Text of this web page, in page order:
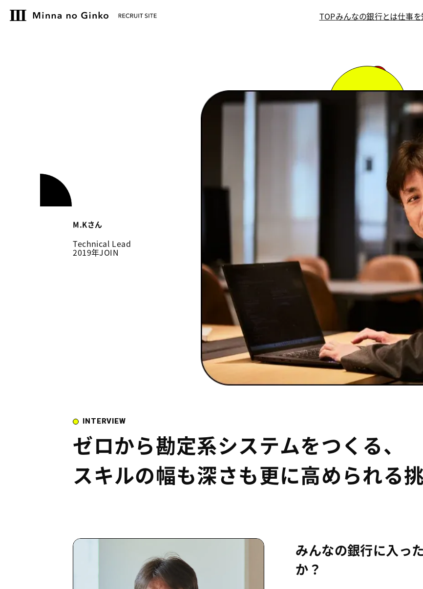
TOPみんなの銀行とは仕事を
M.Kさん
Technical Lead
2019年JOIN
INTERVIEW
ゼロから勘定系システムをつくる、
スキルの幅も深さも更に高められる挑
みんなの銀行に入っ
か？